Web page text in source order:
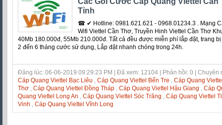
Tỉnh
☎ ✔ Hotline: 0981.621.621 - 0968.01234.3 . Mạng
Wifi Viettel Cần Thơ, Truyền Hinh Viettel Cần Thơ
40Mb 180.000đ, 55Mb 210.000đ. Tất cả đều được miễn phí lắp đặt, trang
2 đến 6 tháng cước sử dụng, Lắp đặt nhanh chóng trong 24h.
Đăng lúc: 06-06-2019 09:29:23 PM | Đã xem: 12104 | Phản hồi: 0 | Chuyên
Cáp Quang Viettel Bạc Liêu
Cáp Quang Viettel Bến Tre
Cáp Quang
Thơ
Cáp Quang Viettel Đồng Tháp Cáp Quang Viettel Hậu Giang
Cáp
Quang Viettel Long An
Cáp Quang Viettel Sóc Trăng
Cáp Quang Viettel
Vinh
Cáp Quang Viettel Vĩnh Long